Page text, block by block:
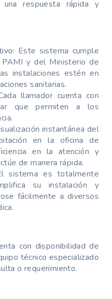
respuesta rápida y
Este sistema cumple
y del Ministerio de
instalaciones estén en
sanitarias.
llamador cuenta con
que permiten a los
instantánea del
en la oficina de
en la atención y
de manera rápida.
sistema es totalmente
su instalación y
fácilmente a diversos
con disponibilidad de
técnico especializado
o requerimiento.